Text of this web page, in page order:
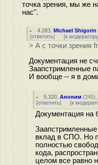
точка зрения, мы же
нас".
4.283 ,Michael Shigorin
[ответить] [к
> А с точки зрения
Документация не
Заапстримленные
И вообще -- я в
5.320 ,Аноним (245),
[ответить] [к
Документация на
Заапстримленные
вклад в СПО. Но
полностью
кода,
целом все равно